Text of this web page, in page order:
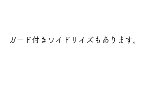
ガード付きワイドサイズもあります。